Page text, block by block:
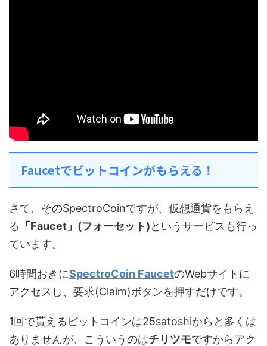
Faucetでビットコインがもらえる！
さて、そのSpectroCoinですが、仮想通貨をもらえ
る 「Faucet」(フォーセット)というサービスも行っ
ています。
6時間おきにSpectroCoin FaucetのWebサイトに
アクセスし、要求(Claim)ボタンを押すだけです。
1回で貰えるビットコインは25satoshiからと多くは
ありませんが、こういうのはチリツモですからアク